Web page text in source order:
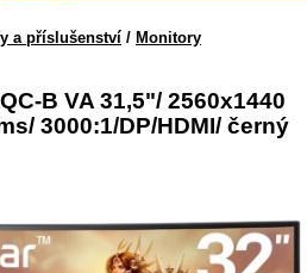
a příslušenství / Monitory
B VA 31,5"/ 2560x1440
3000:1/DP/HDMI/ černý